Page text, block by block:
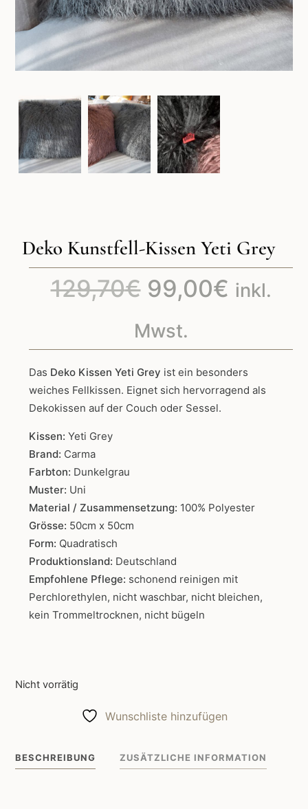
Deko Kunstfell-Kissen Yeti Grey
129,70€
Preis
war:
129,70€
99,00€
ist:
inkl.
Mwst.
Das Deko Kissen Yeti Grey ist ein besonders
weiches Fellkissen. Eignet sich hervorragend als
Dekokissen auf der Couch oder Sessel.
Kissen: Yeti Grey
Brand: Carma
Farbton: Dunkelgrau
Muster: Uni
Material / Zusammensetzung: 100% Polyester
Grösse: 50cm x 50cm
Form: Quadratisch
Produktionsland: Deutschland
Empfohlene Pflege: schonend reinigen mit
Perchlorethylen, nicht waschbar, nicht bleichen,
kein Trommeltrocknen, nicht bügeln
Nicht vorrätig
Wunschliste hinzufügen
BESCHREIBUNG ZUSÄTZLICHE INFORMATION